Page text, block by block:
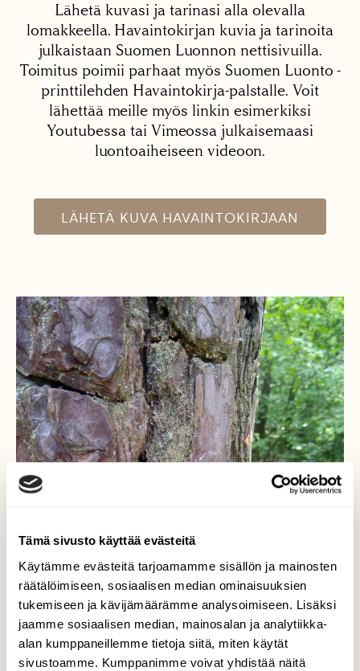
Tämä sivusto käyttää evästeitä
Käytämme evästeitä tarjoamamme sisällön ja mainosten
räätälöimiseen, sosiaalisen median ominaisuuksien
tukemiseen ja kävijämäärämme analysoimiseen. Lisäksi
jaamme sosiaalisen median, mainosalan ja analytiikka-
alan kumppaneillemme tietoja siitä, miten käytät
sivustoamme. Kumppanimme voivat yhdistää näitä
Lähetä kuvasi ja tarinasi alla olevalla
lomakkeella. Havaintokirjan kuvia ja tarinoita
julkaistaan Suomen Luonnon nettisivuilla.
Toimitus poimii parhaat myös Suomen Luonto -
printtilehden Havaintokirja-palstalle. Voit
lähettää meille myös linkin esimerkiksi
Youtubessa tai Vimeossa julkaisemaasi
luontoaiheiseen videoon.
LÄHETÄ KUVA HAVAINTOKIRJAAN